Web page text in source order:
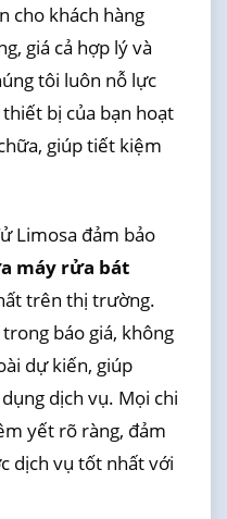
cho khách hàng
giá cả hợp lý và
tôi luôn nỗ lực
bị của bạn hoạt
giúp tiết kiệm
Limosa đảm bảo
máy rửa bát
trên thị trường.
báo giá, không
dự kiến, giúp
dịch vụ. Mọi chi
yết rõ ràng, đảm
dịch vụ tốt nhất với